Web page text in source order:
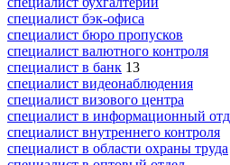
специалист бэк-офиса
специалист бюро пропусков
специалист валютного контроля
специалист в банк 13
специалист видеонаблюдения
специалист визового центра
специалист в информационный
специалист внутреннего контроля
специалист в области охраны труда